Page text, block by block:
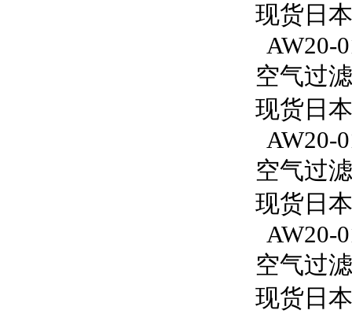
现货日
AW20-
空气过
现货日
AW20-
空气过
现货日
AW20-
空气过
现货日